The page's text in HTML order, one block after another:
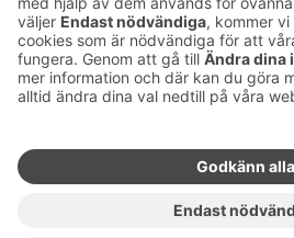
förmåner och nyheter till din e-
post varje månad.
Sokos Hotels i sociala medier
Sokos
Hotels på
Sokos
Hotels på
Sokos
Hotels
på
Sokos
Hotels i
Linkedin